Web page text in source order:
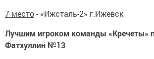
7 место- «Ижсталь-2» г.Ижевск
Лучшим игроком команды «Кречеты»
Фатхуллин №13